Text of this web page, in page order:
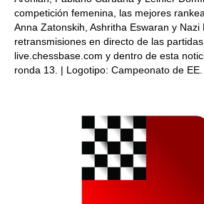
competición femenina, las mejores
Anna Zatonskih, Ashritha Eswaran y Nazi
retransmisiones en directo de las
live.chessbase.com y dentro de esta
ronda 13. | Logotipo: Campeonato de